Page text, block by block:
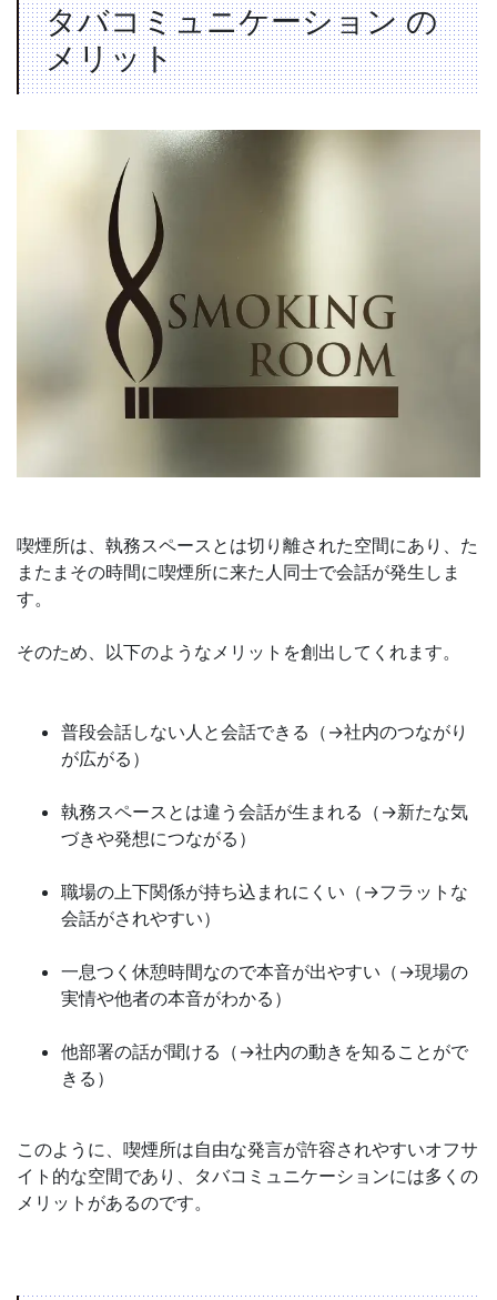
タバコミュニケーション の
メリット
喫煙所は、執務スペースとは切り離された空間にあり、た
またまその時間に喫煙所に来た人同士で会話が発生しま
す。
そのため、以下のようなメリットを創出してくれます。
普段会話しない人と会話できる（→社内のつながり
が広がる）
執務スペースとは違う会話が生まれる（→新たな気
づきや発想につながる）
職場の上下関係が持ち込まれにくい（→フラットな
会話がされやすい）
一息つく休憩時間なので本音が出やすい（→現場の
実情や他者の本音がわかる）
他部署の話が聞ける（→社内の動きを知ることがで
きる）
このように、喫煙所は自由な発言が許容されやすいオフサ
イト的な空間であり、タバコミュニケーションには多くの
メリットがあるのです。